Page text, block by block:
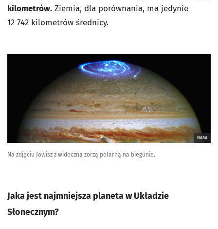
kilometrów. Ziemia, dla porównania, ma jedynie
12 742 kilometrów średnicy.
NASA
Na zdjęciu Jowisz z widoczną zorzą polarną na biegunie.
Jaka jest najmniejsza planeta w Układzie
Słonecznym?